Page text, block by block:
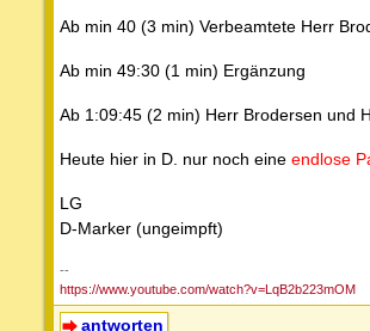
Ab min 40 (3 min) Verbeamtete Herr
Ab min 49:30 (1 min) Ergänzung
Ab 1:09:45 (2 min) Herr Brodersen und
Heute hier in D. nur noch eine endlose
LG
D-Marker (ungeimpft)
--
https://www.youtube.com/watch?v=LqB2b223mOM
antworten